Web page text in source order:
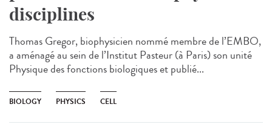
disciplines
Thomas Gregor, biophysicien nommé membre de l’EMBO,
a aménagé au sein de l’Institut Pasteur (à Paris) son unité
Physique des fonctions biologiques et publié...
BIOLOGY PHYSICS CELL